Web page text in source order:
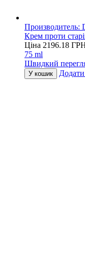
Производитель:
Крем проти
Ціна 2196.18
75 ml
Швидкий
У кошик